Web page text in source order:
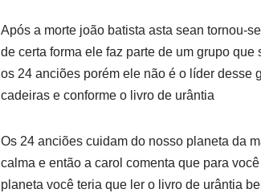
Após a morte joão batista asta sean tornou-
de certa forma ele faz parte de um grupo
os 24 anciões porém ele não é o líder desse
cadeiras e conforme o livro de urântia
Os 24 anciões cuidam do nosso planeta da
calma e então a carol comenta que para
planeta você teria que ler o livro de urântia